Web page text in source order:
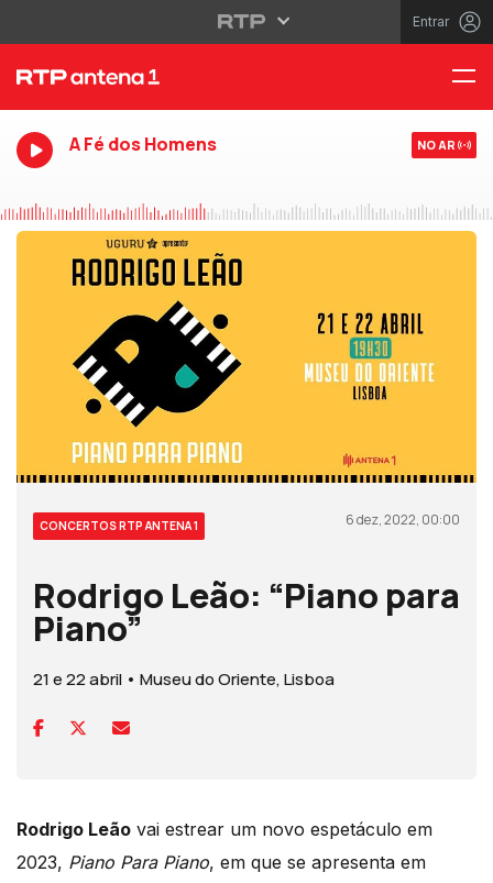
Entrar
A Fé dos Homens NO AR
CONCERTOS RTP ANTENA 1 6 dez, 2022, 00:00
Rodrigo Leão: “Piano para
Piano”
21 e 22 abril • Museu do Oriente, Lisboa
Rodrigo Leão vai estrear um novo espetáculo em
2023, Piano Para Piano, em que se apresenta em